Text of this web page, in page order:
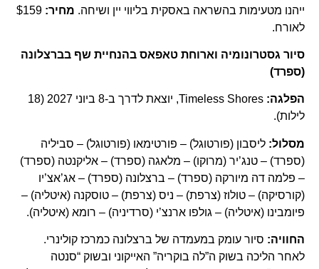
ייהנו מטעימות בהשראה באסקית בליווי יין ושיחה. מחיר: $159
לאורח.
סיור גסטרונומיה וארוחת טאפאס בהנחיית שף בברצלונה
(ספרד)
הפלגה:
Timeless Shores, יוצאת לדרך ב-8 ביוני 2027 (18
לילות).
מסלול: ליסבון (פורטוגל) – פורטימאו (פורטוגל) – סביליה
(ספרד) – טנג’יר (מרוקו) – מלאגה (ספרד) – אליקנטה (ספרד)
– פלמה דה מיורקה (ספרד) – ברצלונה (ספרד) – אג’אצ’יו
(קורסיקה) – טולוז (צרפת) – ניס (צרפת) – טוסקנה (איטליה) –
פיומבינו (איטליה) – גולפו ארנצ’י (סרדיניה) – רומא (איטליה).
החוויה: סיור עומק במעמדה של ברצלונה כמרכז קולינרי.
לאחר הליכה בשוק ה”לה בוקריה” האייקוני ובשוק “סנטה